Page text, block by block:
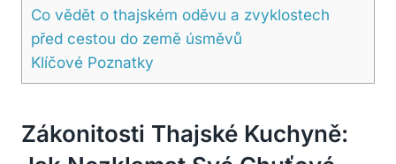
Co vědět o thajském oděvu a zvyklostech
před cestou do země úsměvů
Klíčové Poznatky
Zákonitosti Thajské Kuchyně: